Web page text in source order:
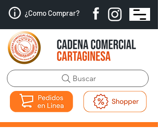
¿Como Comprar?
Buscar